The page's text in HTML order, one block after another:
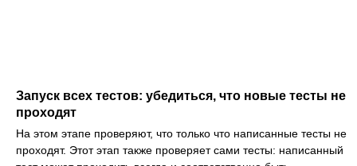
Запуск всех тестов: убедиться, что новые тесты не
проходят
На этом этапе проверяют, что только что написанные тесты не
проходят. Этот этап также проверяет сами тесты: написанный